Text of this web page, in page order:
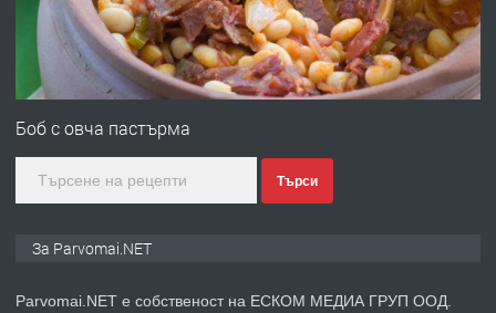
преди 1 година
ПРЕДЛАГА
Първи поход "По стъпките на Ангел
Боб с овча пастърма
Търси
За Parvomai.NET
Parvomai.NET е собственост на ЕСКОМ МЕДИА ГРУП ООД.